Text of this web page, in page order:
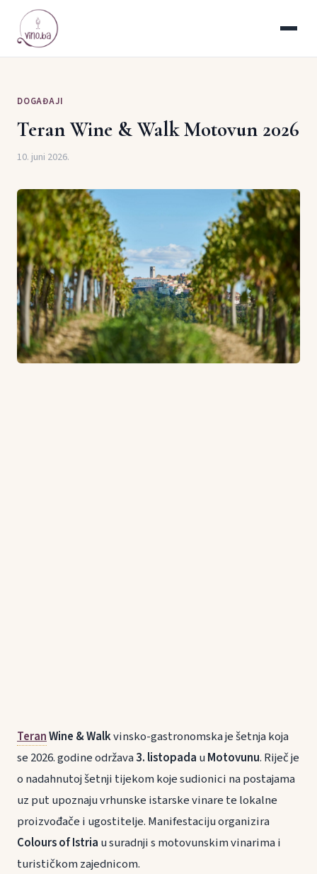
DOGAĐAJI
Teran Wine & Walk Motovun 2026
10. juni 2026.
TeranWine & Walkvinsko-gastronomska je šetnja koja
se 2026. godine održava3. listopada uMotovunu. Riječ je
o nadahnutoj šetnji tijekom koje sudionici na postajama
uz put upoznaju vrhunske istarske vinare te lokalne
proizvođače i ugostitelje. Manifestaciju organizira
Colours of Istria u suradnji s motovunskim vinarima i
turističkom zajednicom.